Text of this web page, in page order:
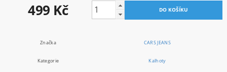
499 Kč
Značka CARS JEANS
Kategorie Kalhoty